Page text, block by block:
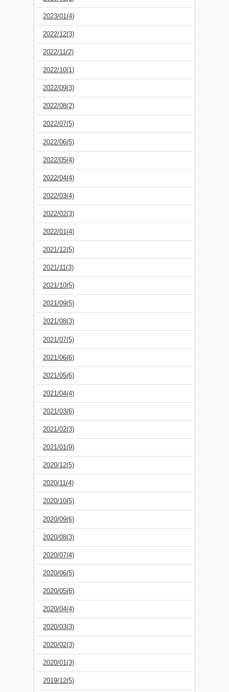
2023/01(4)
2022/12(3)
2022/11(2)
2022/10(1)
2022/09(3)
2022/08(2)
2022/07(5)
2022/06(5)
2022/05(4)
2022/04(4)
2022/03(4)
2022/02(3)
2022/01(4)
2021/12(5)
2021/11(3)
2021/10(5)
2021/09(5)
2021/08(3)
2021/07(5)
2021/06(6)
2021/05(6)
2021/04(4)
2021/03(6)
2021/02(3)
2021/01(9)
2020/12(5)
2020/11(4)
2020/10(5)
2020/09(6)
2020/08(3)
2020/07(4)
2020/06(5)
2020/05(6)
2020/04(4)
2020/03(3)
2020/02(3)
2020/01(3)
2019/12(5)